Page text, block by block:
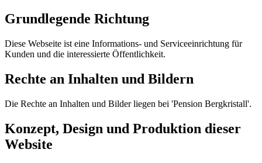
Grundlegende Richtung
Diese Webseite ist eine Informations- und Serviceeinrichtung für
Kunden und die interessierte Öffentlichkeit.
Rechte an Inhalten und Bildern
Die Rechte an Inhalten und Bilder liegen bei 'Pension Bergkristall'.
Konzept, Design und Produktion dieser
Website